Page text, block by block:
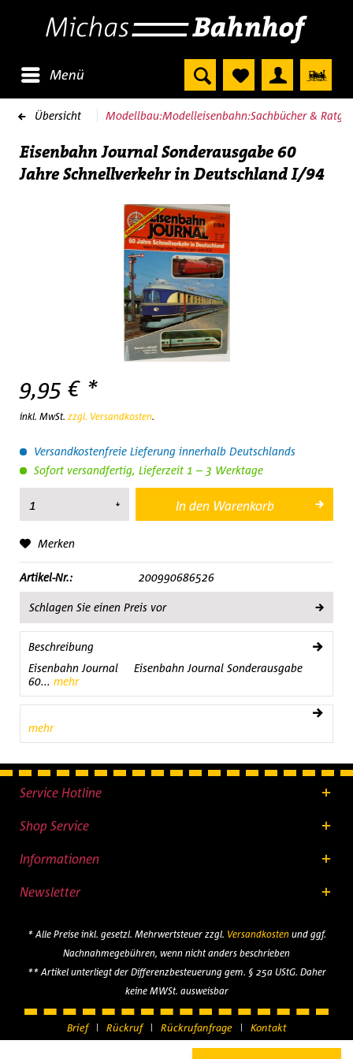
Menü
Übersicht Modellbau:Modelleisenbahn:Sachbücher &
Eisenbahn Journal Sonderausgabe 60
Jahre Schnellverkehr in Deutschland I/94
9,95 € *
inkl. MwSt. zzgl. Versandkosten.
Versandkostenfreie Lieferung innerhalb Deutschlands
Sofort versandfertig, Lieferzeit 1 – 3 Werktage
In den Warenkorb
Merken
Artikel-Nr.: 200990686526
Schlagen Sie einen Preis vor
Beschreibung
Eisenbahn Journal Eisenbahn Journal Sonderausgabe
60... mehr
mehr
Service Hotline
Shop Service
Informationen
Newsletter
* Alle Preise inkl. gesetzl. Mehrwertsteuer zzgl. Versandkostenund ggf.
Nachnahmegebühren, wenn nicht anders beschrieben
** Artikel unterliegt der Differenzbesteuerung gem. § 25a UStG. Daher
keine MWSt. ausweisbar
Brief Rückruf Rückrufanfrage Kontakt